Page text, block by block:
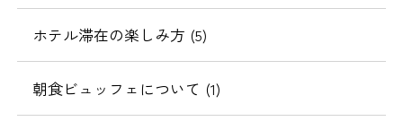
ホテル滞在の楽しみ方 (5)
朝食ビュッフェについて (1)